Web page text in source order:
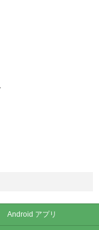
Android アプリ